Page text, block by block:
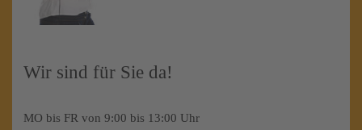
Wir sind für Sie da!
MO bis FR von 9:00 bis 13:00 Uhr